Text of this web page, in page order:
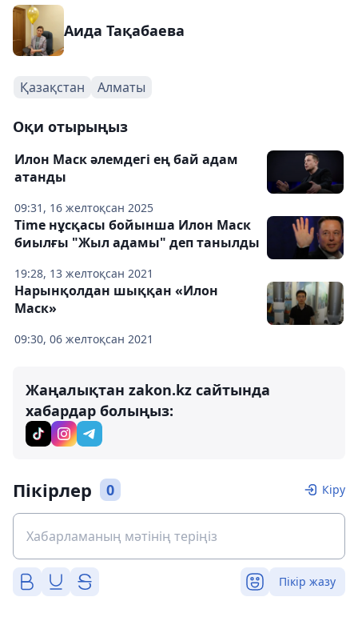
Аида Тақабаева
Қазақстан Алматы
Оқи отырыңыз
09:31, 16 желтоқсан 2025
Илон Маск әлемдегі ең бай адам
атанды
19:28, 13 желтоқсан 2021
Time нұсқасы бойынша Илон Маск
биылғы "Жыл адамы" деп танылды
09:30, 06 желтоқсан 2021
Нарынқолдан шыққан «Илон
Маск»
Жаңалықтан zakon.kz сайтында
хабардар болыңыз:
Пікірлер 0 Кіру
Пікір жазу